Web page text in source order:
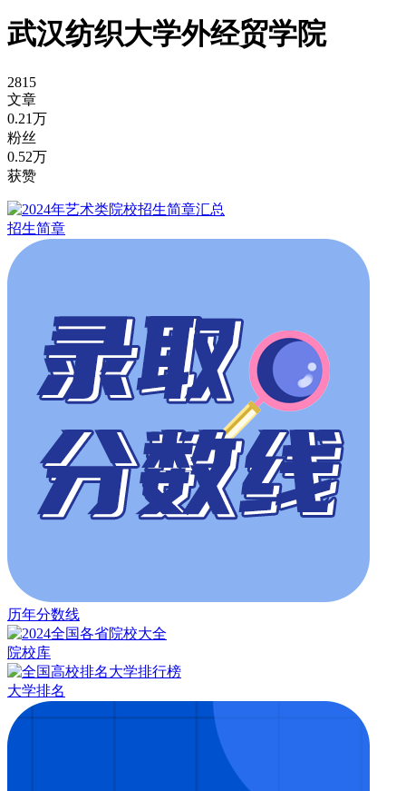
武汉纺织大学外经贸学院
2815
文章
0.21万
粉丝
0.52万
获赞
招生简章
历年分数线
院校库
大学排名